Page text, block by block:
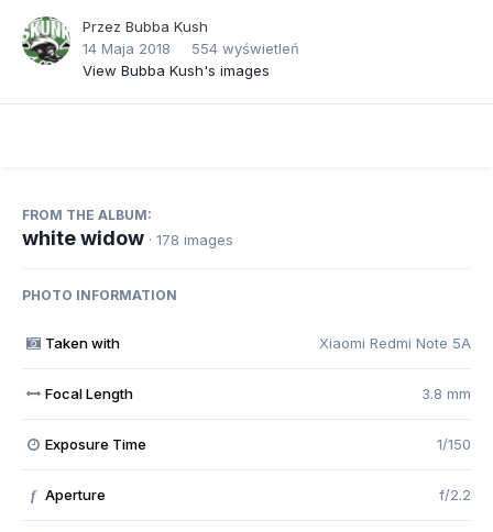
Przez Bubba Kush
14 Maja 2018
554 wyświetleń
View Bubba Kush's images
FROM THE ALBUM:
white widow · 178 images
PHOTO INFORMATION
Taken with Xiaomi Redmi Note 5A
Focal Length 3.8 mm
Exposure Time 1/150
f Aperture f/2.2